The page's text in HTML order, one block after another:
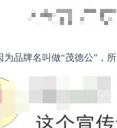
品牌名叫做“茂德公”，